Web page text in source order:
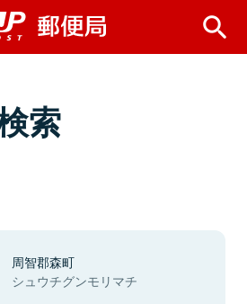
索
周智郡森町
シュウチグンモリマチ